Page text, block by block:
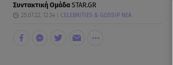
Συντακτική ΟμάδαSTAR.GR
25.07.22, 12:34 CELEBRITIES & GOSSIP ΝΕΑ